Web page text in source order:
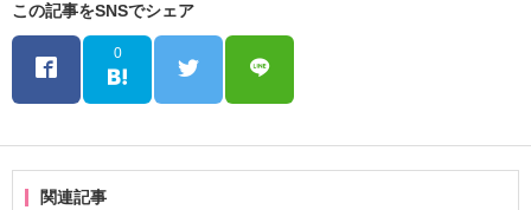
この記事をSNSでシェア
0
関連記事